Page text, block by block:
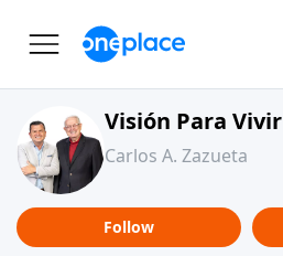
Visión Para Vivir
Carlos A. Zazueta
Follow